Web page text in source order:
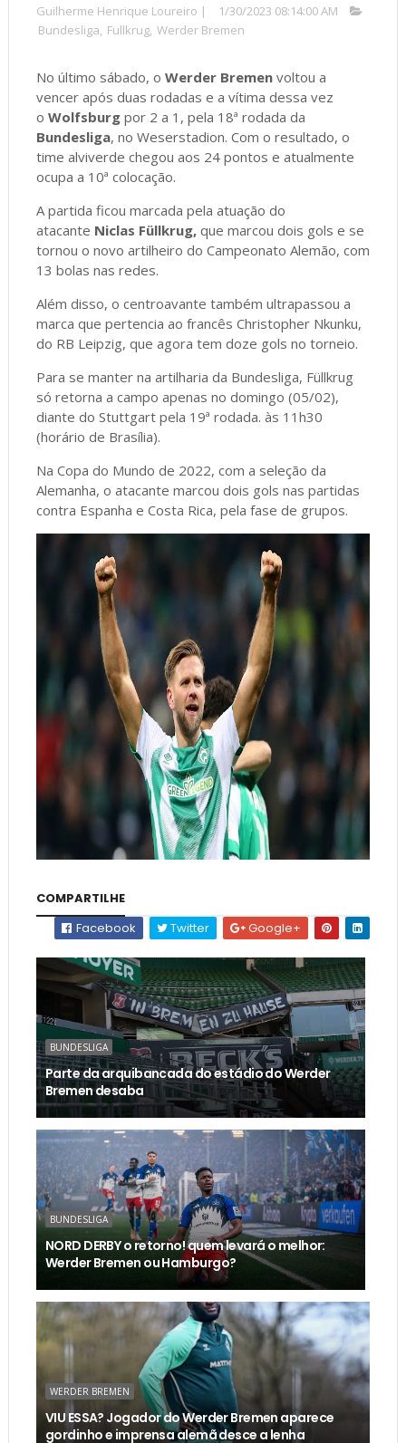
Guilherme Henrique Loureiro |
1/30/2023 08:14:00 AM
Bundesliga, Fullkrug, Werder Bremen
No último sábado, o Werder Bremen voltou a
vencer após duas rodadas e a vítima dessa vez
o Wolfsburgpor 2 a 1, pela 18ª rodada da
Bundesliga, no Weserstadion. Com o resultado, o
time alviverde chegou aos 24 pontos e atualmente
ocupa a 10ª colocação.
A partida ficou marcada pela atuação do
atacante Niclas Füllkrug,que marcou dois gols e se
tornou o novo artilheiro do Campeonato Alemão, com
13 bolas nas redes.
Além disso, o centroavante também ultrapassou a
marca que pertencia ao francês Christopher Nkunku,
do RB Leipzig, que agora tem doze gols no torneio.
Para se manter na artilharia da Bundesliga, Füllkrug
só retorna a campo apenas no domingo (05/02),
diante do Stuttgart pela 19ª rodada. às 11h30
(horário de Brasília).
Na Copa do Mundo de 2022, com a seleção da
Alemanha, o atacante marcou dois gols nas partidas
contra Espanha e Costa Rica, pela fase de grupos.
COMPARTILHE
Facebook
Twitter Google+
BUNDESLIGA
Parte da arquibancada do estádio do Werder
Bremen desaba
BUNDESLIGA
NORD DERBY o retorno! quem levará o melhor:
Werder Bremen ou Hamburgo?
WERDER BREMEN
VIU ESSA? Jogador do Werder Bremen aparece
gordinho e imprensa alemã desce a lenha